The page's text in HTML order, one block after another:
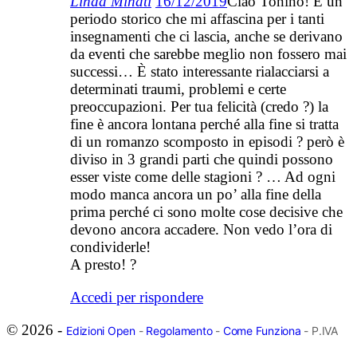
periodo storico che mi affascina per i tanti
insegnamenti che ci lascia, anche se derivano
da eventi che sarebbe meglio non fossero mai
successi… È stato interessante rialacciarsi a
determinati traumi, problemi e certe
preoccupazioni. Per tua felicità (credo ?) la
fine è ancora lontana perché alla fine si tratta
di un romanzo scomposto in episodi ? però è
diviso in 3 grandi parti che quindi possono
esser viste come delle stagioni ? … Ad ogni
modo manca ancora un po’ alla fine della
prima perché ci sono molte cose decisive che
devono ancora accadere. Non vedo l’ora di
condividerle!
A presto! ?
Accedi per rispondere
© 2026 - Edizioni Open- Regolamento- Come Funziona - P.IVA